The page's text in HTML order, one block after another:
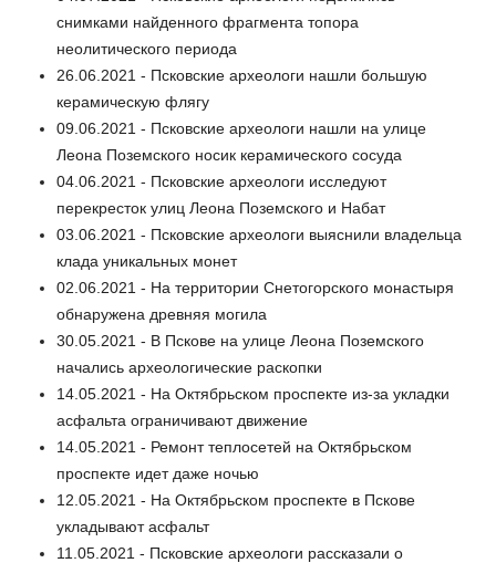
снимками найденного фрагмента топора
неолитического периода
26.06.2021 - Псковские археологи нашли большую
керамическую флягу
09.06.2021 - Псковские археологи нашли на улице
Леона Поземского носик керамического сосуда
04.06.2021 - Псковские археологи исследуют
перекресток улиц Леона Поземского и Набат
03.06.2021 - Псковские археологи выяснили владельца
клада уникальных монет
02.06.2021 - На территории Снетогорского монастыря
обнаружена древняя могила
30.05.2021 - В Пскове на улице Леона Поземского
начались археологические раскопки
14.05.2021 - На Октябрьском проспекте из-за укладки
асфальта ограничивают движение
14.05.2021 - Ремонт теплосетей на Октябрьском
проспекте идет даже ночью
12.05.2021 - На Октябрьском проспекте в Пскове
укладывают асфальт
11.05.2021 - Псковские археологи рассказали о